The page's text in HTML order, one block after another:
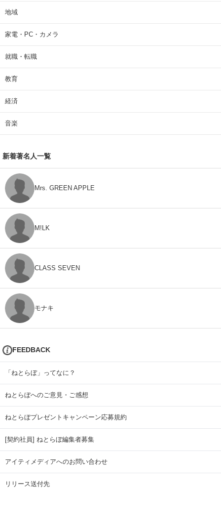
地域
家電・PC・カメラ
就職・転職
教育
経済
音楽
新着著名人一覧
Mrs. GREEN APPLE
M!LK
CLASS SEVEN
モナキ
FEEDBACK
「ねとらぼ」ってなに？
ねとらぼへのご意見・ご感想
ねとらぼプレゼントキャンペーン応募規約
[契約社員] ねとらぼ編集者募集
アイティメディアへのお問い合わせ
リリース送付先